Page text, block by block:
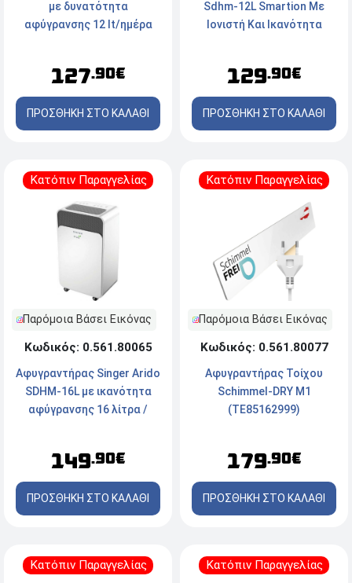
με δυνατότητα
αφύγρανσης 12 lt/ημέρα
127.90€
ΠΡΟΣΘΗΚΗ ΣΤΟ ΚΑΛΑΘΙ
Sdhm-12L Smartion Με
Ιονιστή Και Ικανότητα
129.90€
ΠΡΟΣΘΗΚΗ ΣΤΟ ΚΑΛΑΘΙ
Κατόπιν Παραγγελίας
Παρόμοια Βάσει Εικόνας
Κωδικός: 0.561.80065
Αφυγραντήρας Singer Arido
SDHM-16L με ικανότητα
αφύγρανσης 16 λίτρα /
149.90€
ΠΡΟΣΘΗΚΗ ΣΤΟ ΚΑΛΑΘΙ
Κατόπιν Παραγγελίας
Παρόμοια Βάσει Εικόνας
Κωδικός: 0.561.80077
Αφυγραντήρας Τοίχου
Schimmel-DRY M1
(TE85162999)
179.90€
ΠΡΟΣΘΗΚΗ ΣΤΟ ΚΑΛΑΘΙ
Κατόπιν Παραγγελίας Κατόπιν Παραγγελίας